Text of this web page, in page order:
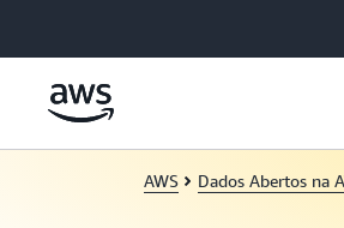
AWS Dados Abertos na